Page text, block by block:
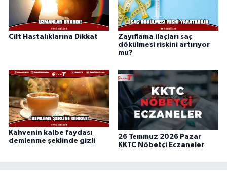
Cilt Hastalıklarına Dikkat
Zayıflama ilaçları saç
dökülmesi riskini artırıyor
mu?
Kahvenin kalbe faydası
demlenme şeklinde gizli
26 Temmuz 2026 Pazar
KKTC Nöbetçi Eczaneler